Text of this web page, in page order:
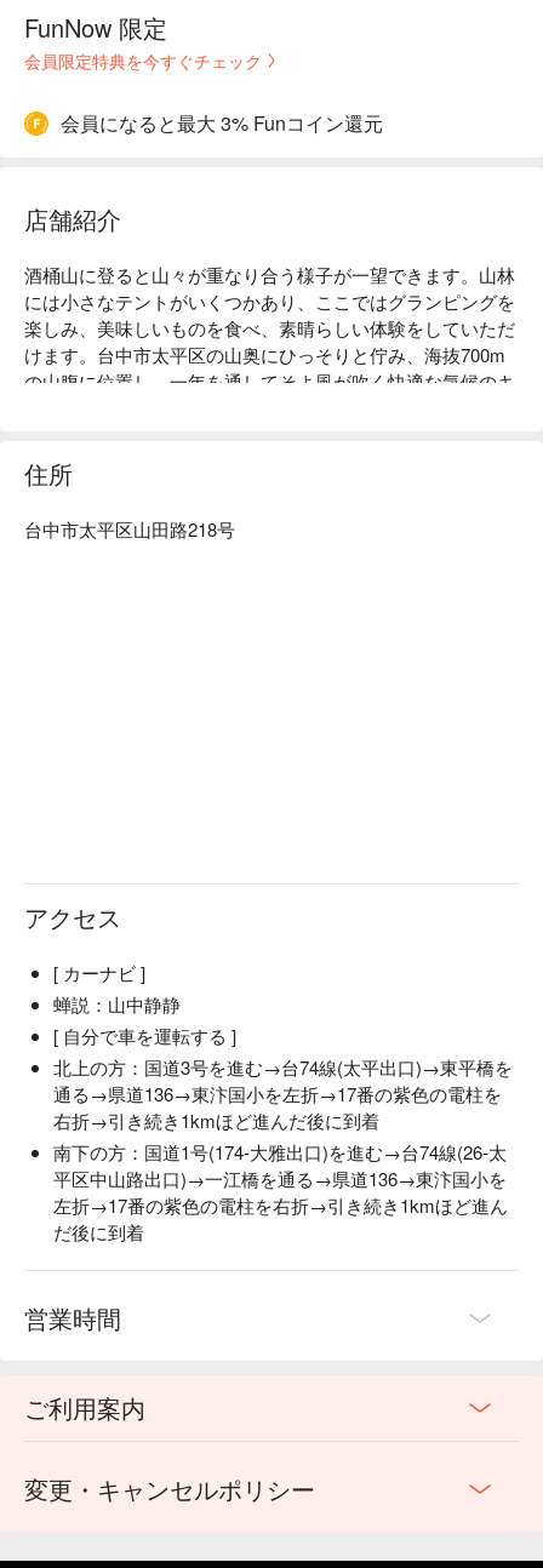
FunNow 限定
会員限定特典を今すぐチェック
会員になると最大 3% Funコイン還元
店舗紹介
酒桶山に登ると山々が重なり合う様子が一望できます。山林
には小さなテントがいくつかあり、ここではグランピングを
楽しみ、美味しいものを食べ、素晴らしい体験をしていただ
けます。台中市太平区の山奥にひっそりと佇み、海抜700m
の山腹に位置し、一年を通してそよ風が吹く快適な気候のキ
のささいなことや生活のプレッシャーを一時的に忘れさせて
くれます。 キャンプ用品を用意する必要はなく、リラック
みください。
住所
台中市太平区山田路218号
アクセス
[ カーナビ ]
蝉説：山中静静
[ 自分で車を運転する ]
北上の方：国道3号を進む→台74線(太平出口)→東平橋を
通る→県道136→東汴国小を左折→17番の紫色の電柱を
右折→引き続き1kmほど進んだ後に到着
南下の方：国道1号(174-大雅出口)を進む→台74線(26-太
平区中山路出口)→一江橋を通る→県道136→東汴国小を
左折→17番の紫色の電柱を右折→引き続き1kmほど進ん
だ後に到着
営業時間
ご利用案内
変更・キャンセルポリシー